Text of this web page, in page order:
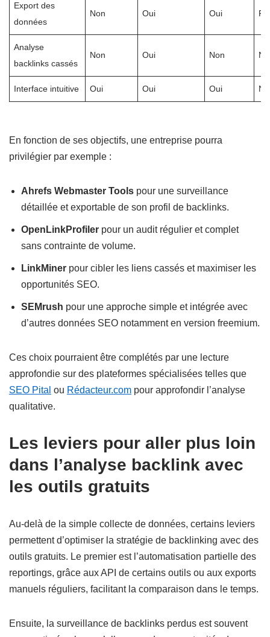
Export des
données
Non Oui Oui
Analyse
backlinks cassés
Non Oui Non
Interface intuitive Oui Oui Oui
En fonction de ses objectifs, une entreprise pourra
privilégier par exemple :
Ahrefs Webmaster Tools pour une surveillance
détaillée et exportable de son profil de backlinks.
OpenLinkProfiler pour un audit régulier et complet
sans contrainte de volume.
LinkMiner pour cibler les liens cassés et maximiser les
opportunités SEO.
SEMrush pour une approche simple et intégrée avec
d’autres données SEO notamment en version freemium.
Ces choix pourraient être complétés par une lecture
approfondie sur des plateformes spécialisées telles que
SEO Pital ou Rédacteur.com pour approfondir l’analyse
qualitative.
Les leviers pour aller plus loin
dans l’analyse backlink avec
les outils gratuits
Au-delà de la simple collecte de données, certains leviers
permettent d’optimiser la stratégie de backlinking avec des
outils gratuits. Le premier est l’automatisation partielle des
reportings, grâce aux API de certains outils ou aux exports
manuels réguliers, facilitant la comparaison dans le temps.
Ensuite, la surveillance de backlinks perdus est souvent